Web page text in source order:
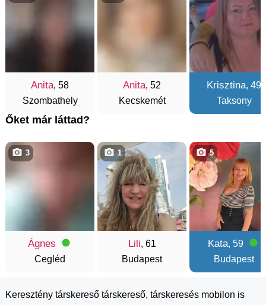
Anita, 58
Szombathely
Anita, 52
Kecskemét
Krisztina, 49
Taksony
Őket már láttad?
Ágnes
Cegléd
3
Lili, 61
Budapest
1
Kata, 59
Budapest
5
Keresztény társkereső társkereső, társkeresés mobilon is